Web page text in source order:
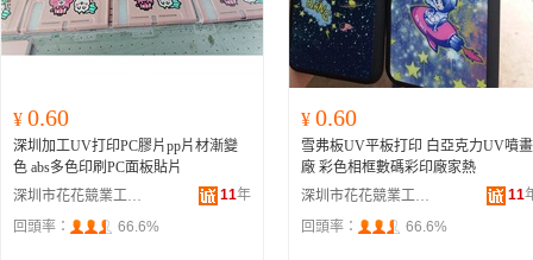
¥ 0.60
深圳加工UV打印PC膠片pp片材漸變
色 abs多色印刷PC面板貼片
深圳市花花競業工藝制品有限公司
11年
回頭率：
66.6%
¥ 0.60
雪弗板UV平板打印 白亞克力UV噴畫
廠 彩色相框數碼彩印廠家熱
深圳市花花競業工藝制品有限公司
11
回頭率：
66.6%